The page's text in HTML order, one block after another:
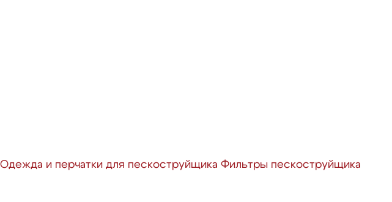
Одежда и перчатки для пескоструйщика Фильтры пескоструйщика